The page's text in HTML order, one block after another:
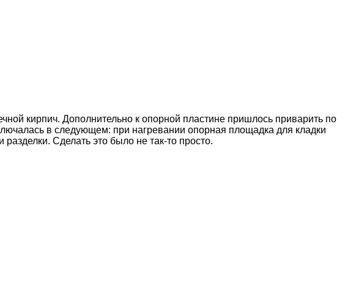
кирпич. Дополнительно к опорной пластине пришлось приварить по
в следующем: при нагревании опорная площадка для кладки
Сделать это было не так-то просто.